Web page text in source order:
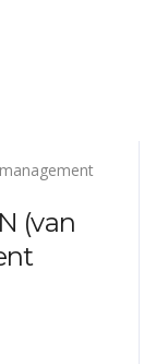
(van